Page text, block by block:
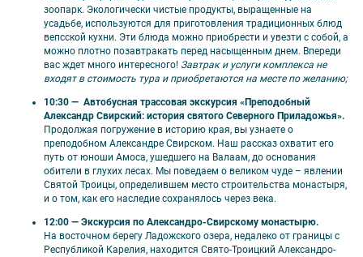
Тур по главным достопримечательностям
Карелии: легендарный парк «Рускеала»,
зимние водопады, самая веселая деревня
Киндасово;
национальных блюд: лохикейто и красной
рыбы на бревне;
Все основные экскурсии включены в
стоимость;
Возможность прокатиться на ретропоезде;
Сможете закупиться карельскими
деликатесами.
зоопарк. Экологически чистые продукты, выращенные на
усадьбе, используются для приготовления традиционных блюд
вепсской кухни. Эти блюда можно приобрести и увезти с собой, а
можно плотно позавтракать перед насыщенным днем. Впереди
вас ждет много интересного! Завтрак и услуги комплекса не
входят в стоимость тура и приобретаются на месте по желанию;
10:30 — Автобусная трассовая экскурсия «Преподобный
Александр Свирский: история святого Северного Приладожья».
Продолжая погружение в историю края, вы узнаете о
преподобном Александре Свирском. Наш рассказ охватит его
путь от юноши Амоса, ушедшего на Валаам, до основания
обители в глухих лесах. Мы поведаем о великом чуде – явлении
Святой Троицы, определившем место строительства монастыря,
и о том, как его наследие сохранялось через века.
12:00 — Экскурсия по Александро-Свирскому монастырю.
На восточном берегу Ладожского озера, недалеко от границы с
Республикой Карелия, находится Свято-Троицкий Александро-